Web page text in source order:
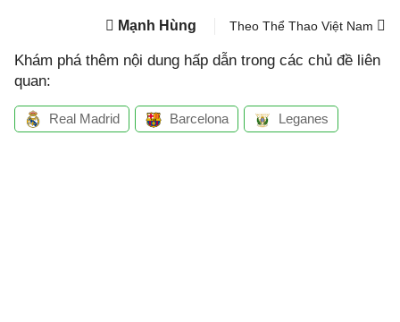
Mạnh Hùng Theo Thể Thao Việt Nam
Khám phá thêm nội dung hấp dẫn trong các chủ đề liên
quan:
Real Madrid Barcelona Leganes